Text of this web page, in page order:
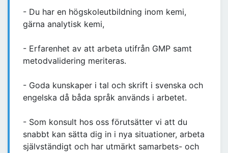
- Du har en högskoleutbildning inom kemi,
gärna analytisk kemi,
- Erfarenhet av att arbeta utifrån GMP samt
metodvalidering meriteras.
- Goda kunskaper i tal och skrift i svenska och
engelska då båda språk används i arbetet.
- Som konsult hos oss förutsätter vi att du
snabbt kan sätta dig in i nya situationer, arbeta
självständigt och har utmärkt samarbets- och